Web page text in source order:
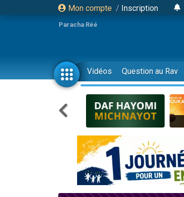
Mon compte / Inscription
Paracha Réé
Vidéos Question au Rav